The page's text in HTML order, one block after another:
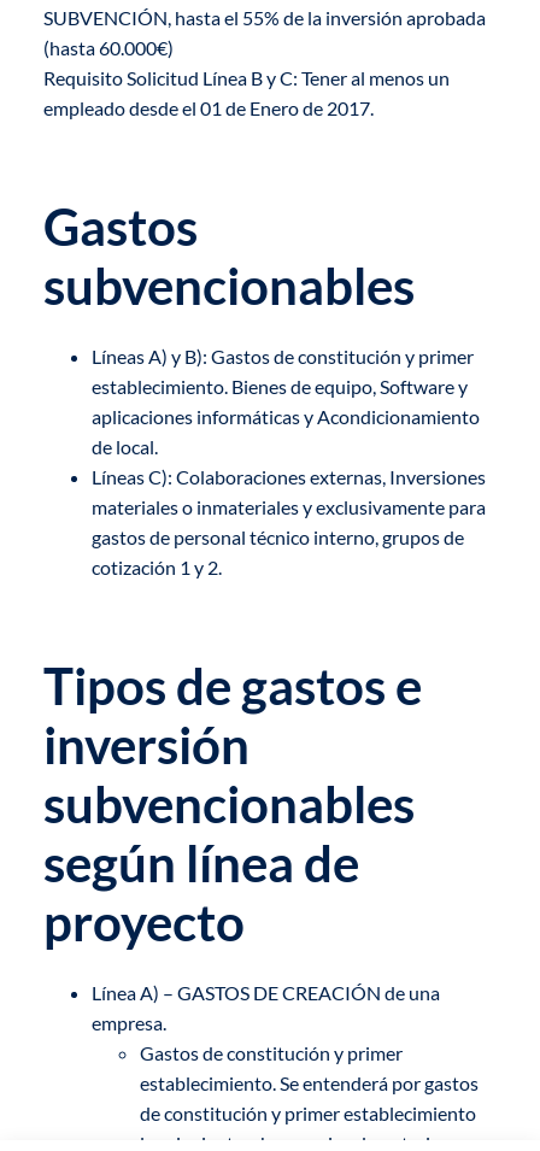
SUBVENCIÓN, hasta el 55% de la inversión aprobada
(hasta 60.000€)
Requisito Solicitud Línea B y C: Tener al menos un
empleado desde el 01 de Enero de 2017.
Gastos
subvencionables
Líneas A) y B): Gastos de constitución y primer
establecimiento. Bienes de equipo, Software y
aplicaciones informáticas y Acondicionamiento
de local.
Líneas C): Colaboraciones externas, Inversiones
materiales o inmateriales y exclusivamente para
gastos de personal técnico interno, grupos de
cotización 1 y 2.
Tipos de gastos e
inversión
subvencionables
según línea de
proyecto
Línea A) – GASTOS DE CREACIÓN de una
empresa.
Gastos de constitución y primer
establecimiento. Se entenderá por gastos
de constitución y primer establecimiento
los siguientes: honorarios de notarios